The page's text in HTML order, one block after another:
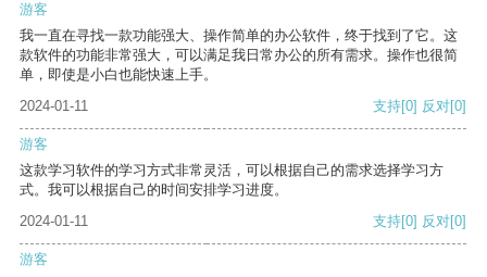
游客
我一直在寻找一款功能强大、操作简单的办公软件，终于找到了它。这
款软件的功能非常强大，可以满足我日常办公的所有需求。操作也很简
单，即使是小白也能快速上手。
2024-01-11
支持[0] 反对[0]
游客
这款学习软件的学习方式非常灵活，可以根据自己的需求选择学习方
式。我可以根据自己的时间安排学习进度。
2024-01-11
支持[0] 反对[0]
游客